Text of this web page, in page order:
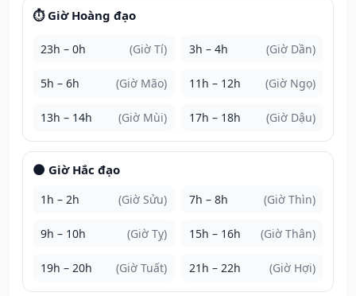
⏱️ Giờ Hoàng đạo
23h – 0h (Giờ Tí) 3h – 4h (Giờ Dần)
5h – 6h (Giờ Mão) 11h – 12h (Giờ Ngọ)
13h – 14h (Giờ Mùi) 17h – 18h (Giờ Dậu)
🌑 Giờ Hắc đạo
1h – 2h (Giờ Sửu) 7h – 8h (Giờ Thìn)
9h – 10h (Giờ Tỵ) 15h – 16h (Giờ Thân)
19h – 20h (Giờ Tuất) 21h – 22h (Giờ Hợi)